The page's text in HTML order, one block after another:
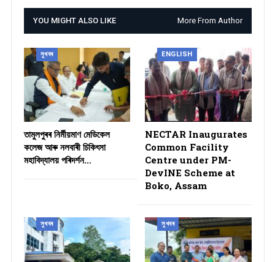
YOU MIGHT ALSO LIKE More From Author
সুখবৰ
তামুলপুৰৰ নিৰ্মীয়মাণ মেডিকেল
কলেজ আৰু নলবাৰী চিকিৎসা
মহাবিদ্যালয় পৰিদৰ্শন…
ENGLISH
NECTAR Inaugurates
Common Facility
Centre under PM-
DevINE Scheme at
Boko, Assam
সুখবৰ সুখবৰ